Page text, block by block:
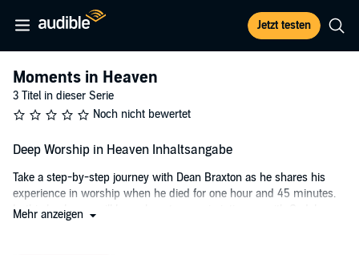
Jetzt testen
Moments in Heaven
3 Titel in dieser Serie
Noch nicht bewertet
Deep Worship in Heaven Inhaltsangabe
Take a step-by-step journey with Dean Braxton as he shares his
experience in worship when he died for one hour and 45 minutes.
In this book, you will learn: how to grow in intimacy with God; how
Mehr anzeigen